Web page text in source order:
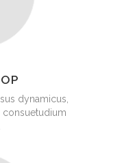
dynamicus,
consuetudium